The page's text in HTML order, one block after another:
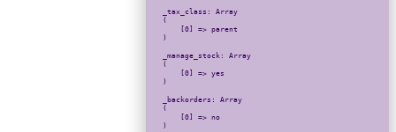
_tax_class: Array
(
    [0] => parent
)
_manage_stock: Array
(
    [0] => yes
)
_backorders: Array
(
    [0] => no
)